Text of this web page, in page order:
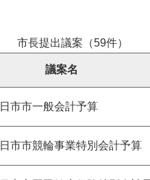
市長提出議案（59件）
議案名
市市一般会計予算
市市競輪事業特別会計予算